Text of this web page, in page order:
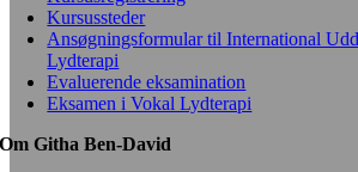
Kursussteder
Ansøgningsformular til International
Lydterapi
Evaluerende eksamination
Eksamen i Vokal Lydterapi
Om Githa Ben-David